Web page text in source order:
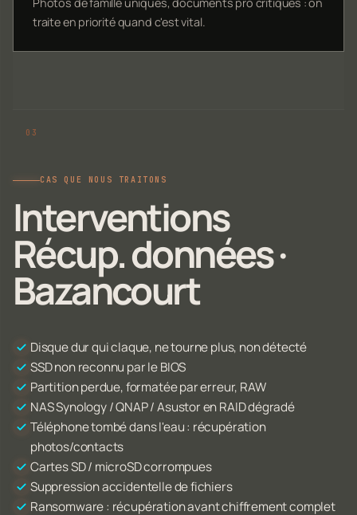
traite en priorité quand c'est vital.
CAS QUE NOUS TRAITONS
Interventions
Récup. données ·
Bazancourt
Disque dur qui claque, ne tourne plus, non détecté
SSD non reconnu par le BIOS
Partition perdue, formatée par erreur, RAW
NAS Synology / QNAP / Asustor en RAID dégradé
Téléphone tombé dans l'eau : récupération
photos/contacts
Cartes SD / microSD corrompues
Suppression accidentelle de fichiers
Ransomware : récupération avant chiffrement complet